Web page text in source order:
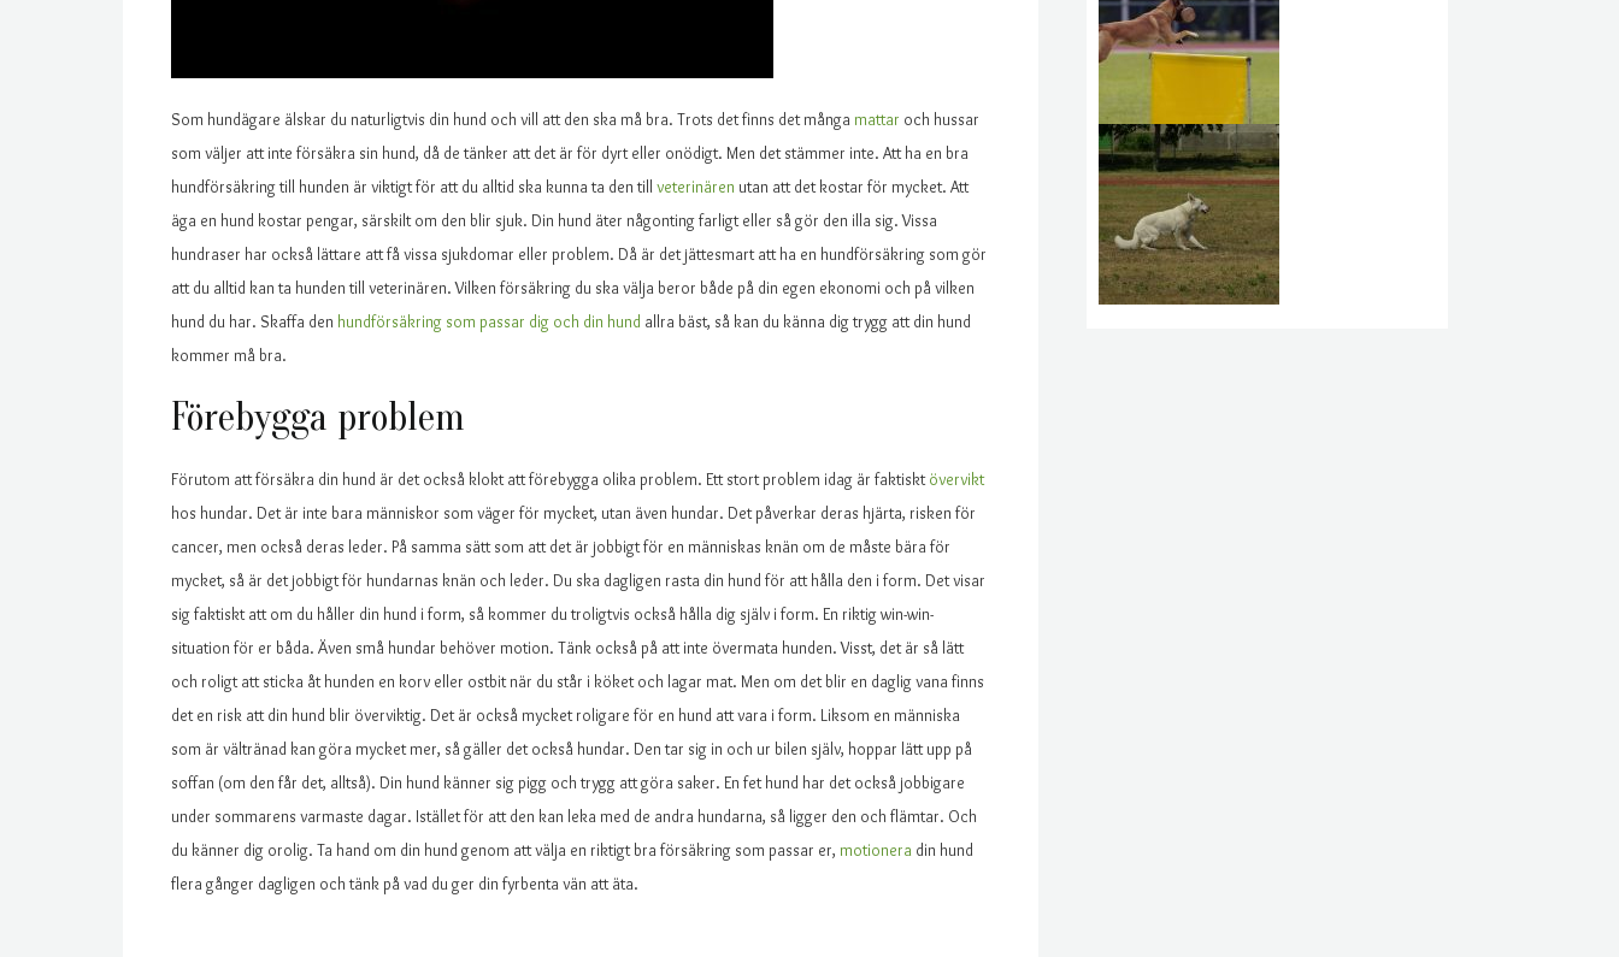
Som hundägare älskar du naturligtvis din hund och vill att den ska må bra. Trots det finns det många mattar och hussar
som väljer att inte försäkra sin hund, då de tänker att det är för dyrt eller onödigt. Men det stämmer inte. Att ha en bra
hundförsäkring till hunden är viktigt för att du alltid ska kunna ta den till veterinären utan att det kostar för mycket. Att
äga en hund kostar pengar, särskilt om den blir sjuk. Din hund äter någonting farligt eller så gör den illa sig. Vissa
hundraser har också lättare att få vissa sjukdomar eller problem. Då är det jättesmart att ha en hundförsäkring som gör
att du alltid kan ta hunden till veterinären. Vilken försäkring du ska välja beror både på din egen ekonomi och på vilken
hund du har. Skaffa den hundförsäkring som passar dig och din hund allra bäst, så kan du känna dig trygg att din hund
kommer må bra.
Förebygga problem
Förutom att försäkra din hund är det också klokt att förebygga olika problem. Ett stort problem idag är faktisktövervikt
hos hundar. Det är inte bara människor som väger för mycket, utan även hundar. Det påverkar deras hjärta, risken för
cancer, men också deras leder. På samma sätt som att det är jobbigt för en människas knän om de måste bära för
mycket, så är det jobbigt för hundarnas knän och leder. Du ska dagligen rasta din hund för att hålla den i form. Det visar
sig faktiskt att om du håller din hund i form, så kommer du troligtvis också hålla dig själv i form. En riktig win-win-
situation för er båda. Även små hundar behöver motion. Tänk också på att inte övermata hunden. Visst, det är så lätt
och roligt att sticka åt hunden en korv eller ostbit när du står i köket och lagar mat. Men om det blir en daglig vana finns
det en risk att din hund blir överviktig. Det är också mycket roligare för en hund att vara i form. Liksom en människa
som är vältränad kan göra mycket mer, så gäller det också hundar. Den tar sig in och ur bilen själv, hoppar lätt upp på
soffan (om den får det, alltså). Din hund känner sig pigg och trygg att göra saker. En fet hund har det också jobbigare
under sommarens varmaste dagar. Istället för att den kan leka med de andra hundarna, så ligger den och flämtar. Och
du känner dig orolig. Ta hand om din hund genom att välja en riktigt bra försäkring som passar er, motionera din hund
flera gånger dagligen och tänk på vad du ger din fyrbenta vän att äta.